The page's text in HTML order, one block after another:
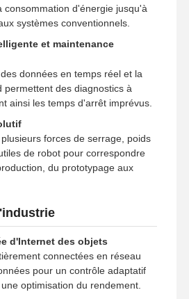
consommation d'énergie jusqu'à
systèmes conventionnels.
et maintenance
données en temps réel et la
permettent des diagnostics à
ainsi les temps d'arrêt imprévus.
forces de serrage, poids
de robot pour correspondre
du prototypage aux
d'Internet des objets
connectées en réseau
pour un contrôle adaptatif
optimisation du rendement.